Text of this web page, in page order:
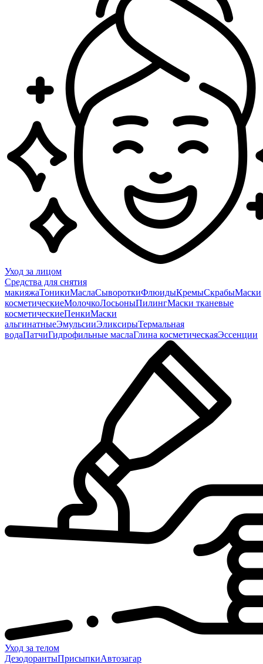
Уход за лицом
Средства для снятия
макияжаТоникиМаслаСывороткиФлюидыКремыСкрабыМаски
косметическиеМолочкоЛосьоныПилингМаски тканевые
косметическиеПенкиМаски
альгинатныеЭмульсииЭликсирыТермальная
водаПатчиГидрофильные маслаГлина косметическаяЭссенции
Уход за телом
ДезодорантыПрисыпкиАвтозагар